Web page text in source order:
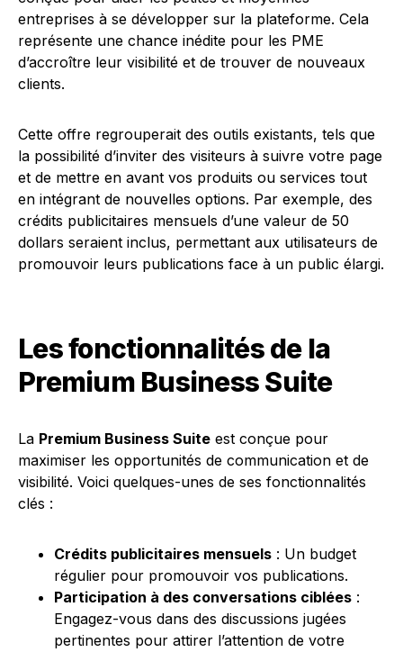
entreprises à se développer sur la plateforme. Cela
représente une chance inédite pour les PME
d’accroître leur visibilité et de trouver de nouveaux
clients.
Cette offre regrouperait des outils existants, tels que
la possibilité d’inviter des visiteurs à suivre votre page
et de mettre en avant vos produits ou services tout
en intégrant de nouvelles options. Par exemple, des
crédits publicitaires mensuels d’une valeur de 50
dollars seraient inclus, permettant aux utilisateurs de
promouvoir leurs publications face à un public élargi.
Les fonctionnalités de la
Premium Business Suite
La Premium Business Suite est conçue pour
maximiser les opportunités de communication et de
visibilité. Voici quelques-unes de ses fonctionnalités
clés :
Crédits publicitaires mensuels : Un budget
régulier pour promouvoir vos publications.
Participation à des conversations ciblées :
Engagez-vous dans des discussions jugées
pertinentes pour attirer l’attention de votre